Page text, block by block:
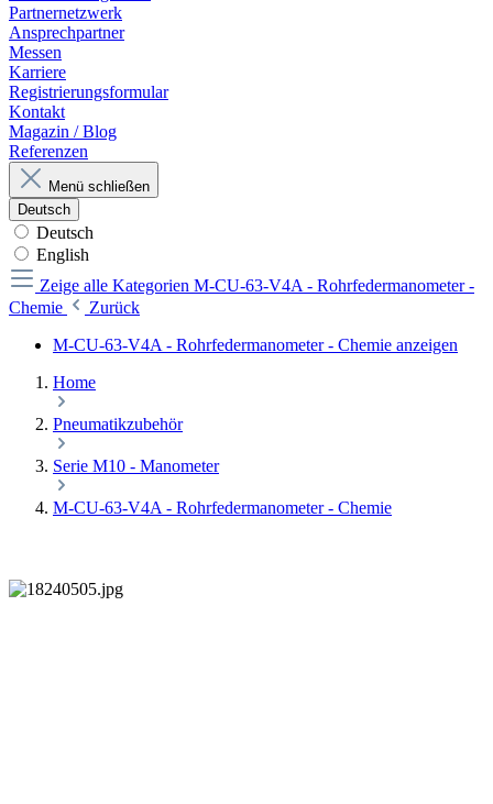
Partnernetzwerk
Ansprechpartner
Messen
Karriere
Registrierungsformular
Kontakt
Magazin / Blog
Referenzen
Menü schließen
Deutsch
Deutsch
English
Zeige alle Kategorien M-CU-63-V4A - Rohrfedermanometer -
Chemie
Zurück
M-CU-63-V4A - Rohrfedermanometer - Chemie anzeigen
Home
Pneumatikzubehör
Serie M10 - Manometer
M-CU-63-V4A - Rohrfedermanometer - Chemie